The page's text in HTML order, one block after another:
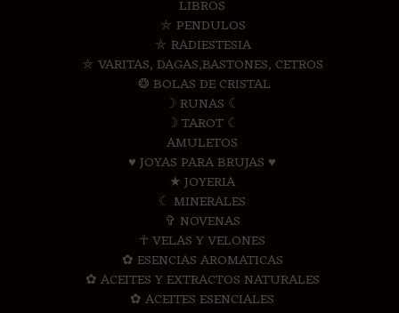
LIBROS
⛤ PENDULOS
⛤ RADIESTESIA
⛤ VARITAS, DAGAS,BASTONES, CETROS
❂ BOLAS DE CRISTAL
☽ RUNAS ☾
☽ TAROT ☾
AMULETOS
♥ JOYAS PARA BRUJAS ♥
★ JOYERIA
☾ MINERALES
✞ NOVENAS
☥ VELAS Y VELONES
✿ ESENCIAS AROMATICAS
✿ ACEITES Y EXTRACTOS NATURALES
✿ ACEITES ESENCIALES